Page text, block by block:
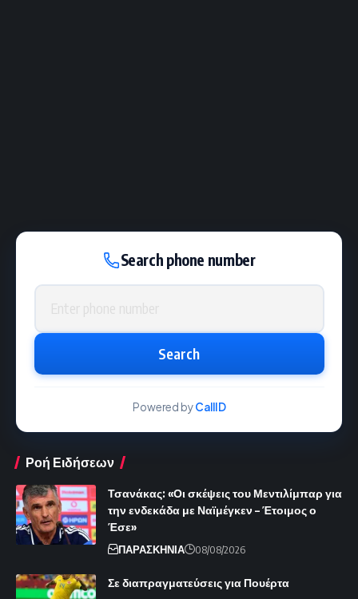
Search phone number
Phone number
Search
Powered byCallID
Ροή Ειδήσεων
Τσανάκας: «Οι σκέψεις του Μεντιλίμπαρ για
την ενδεκάδα με Ναϊμέγκεν – Έτοιμος ο
Έσε»
ΠΑΡΑΣΚΗΝΙΑ 08/08/2026
Σε διαπραγματεύσεις για Πουέρτα